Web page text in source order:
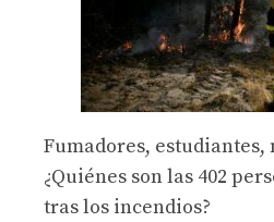
Fumadores,
¿Quiénes son las 402
tras los incendios?